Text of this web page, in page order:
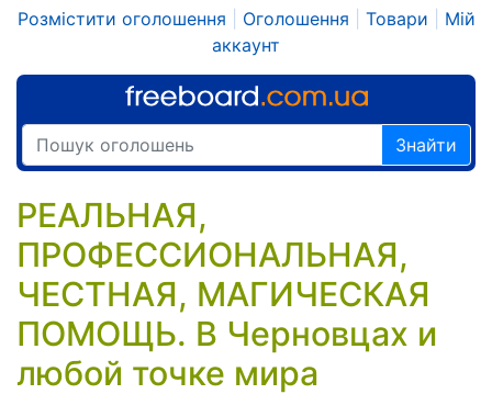
Розмістити оголошення Оголошення Товари
Мій
аккаунт
Знайти
РЕАЛЬНАЯ,
ПРОФЕССИОНАЛЬНАЯ,
ЧЕСТНАЯ, МАГИЧЕСКАЯ
ПОМОЩЬ. В Черновцах и
любой точке мира